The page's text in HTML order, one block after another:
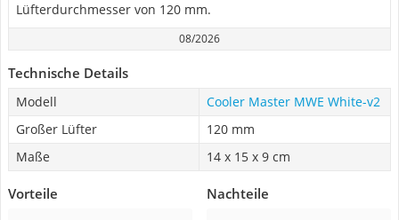
Lüfterdurchmesser von 120 mm.
08/2026
Technische Details
Modell
Cooler Master MWE White-v2
Großer Lüfter
120 mm
Maße
14 x 15 x 9 cm
Vorteile Nachteile